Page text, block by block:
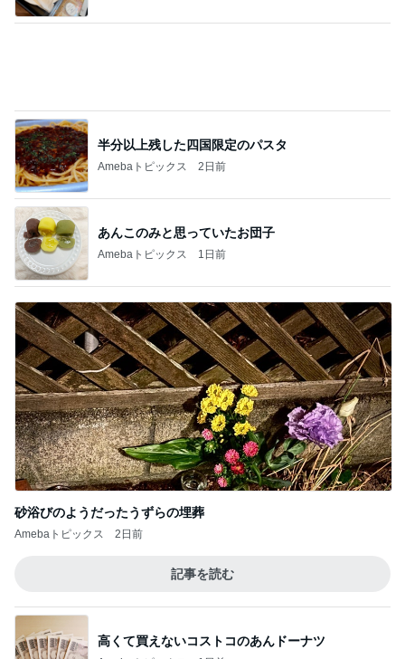
半分以上残した四国限定のパスタ
Amebaトピックス 2日前
あんこのみと思っていたお団子
Amebaトピックス 1日前
砂浴びのようだったうずらの埋葬
Amebaトピックス 2日前
記事を読む
高くて買えないコストコのあんドーナツ